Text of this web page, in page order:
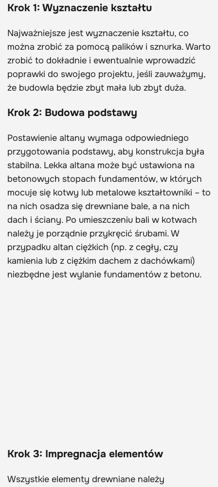
Krok 1: Wyznaczenie kształtu
Najważniejsze jest wyznaczenie kształtu, co
można zrobić za pomocą palików i sznurka. Warto
zrobić to dokładnie i ewentualnie wprowadzić
poprawki do swojego projektu, jeśli zauważymy,
że budowla będzie zbyt mała lub zbyt duża.
Krok 2: Budowa podstawy
Postawienie altany wymaga odpowiedniego
przygotowania podstawy, aby konstrukcja była
stabilna. Lekka altana może być ustawiona na
betonowych stopach fundamentów, w których
mocuje się kotwy lub metalowe kształtowniki – to
na nich osadza się drewniane bale, a na nich
dach i ściany. Po umieszczeniu bali w kotwach
należy je porządnie przykręcić śrubami. W
przypadku altan ciężkich (np. z cegły, czy
kamienia lub z ciężkim dachem z dachówkami)
niezbędne jest wylanie fundamentów z betonu.
Krok 3: Impregnacja elementów
Wszystkie elementy drewniane należy